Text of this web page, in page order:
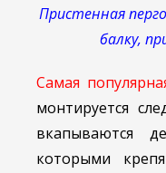
Пристенная
балку,
Самая
монтируется
вкапываются
которыми